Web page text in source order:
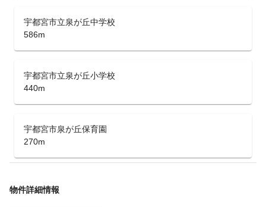
宇都宮市立泉が丘中学校
586m
宇都宮市立泉が丘小学校
440m
宇都宮市泉が丘保育園
270m
物件詳細情報